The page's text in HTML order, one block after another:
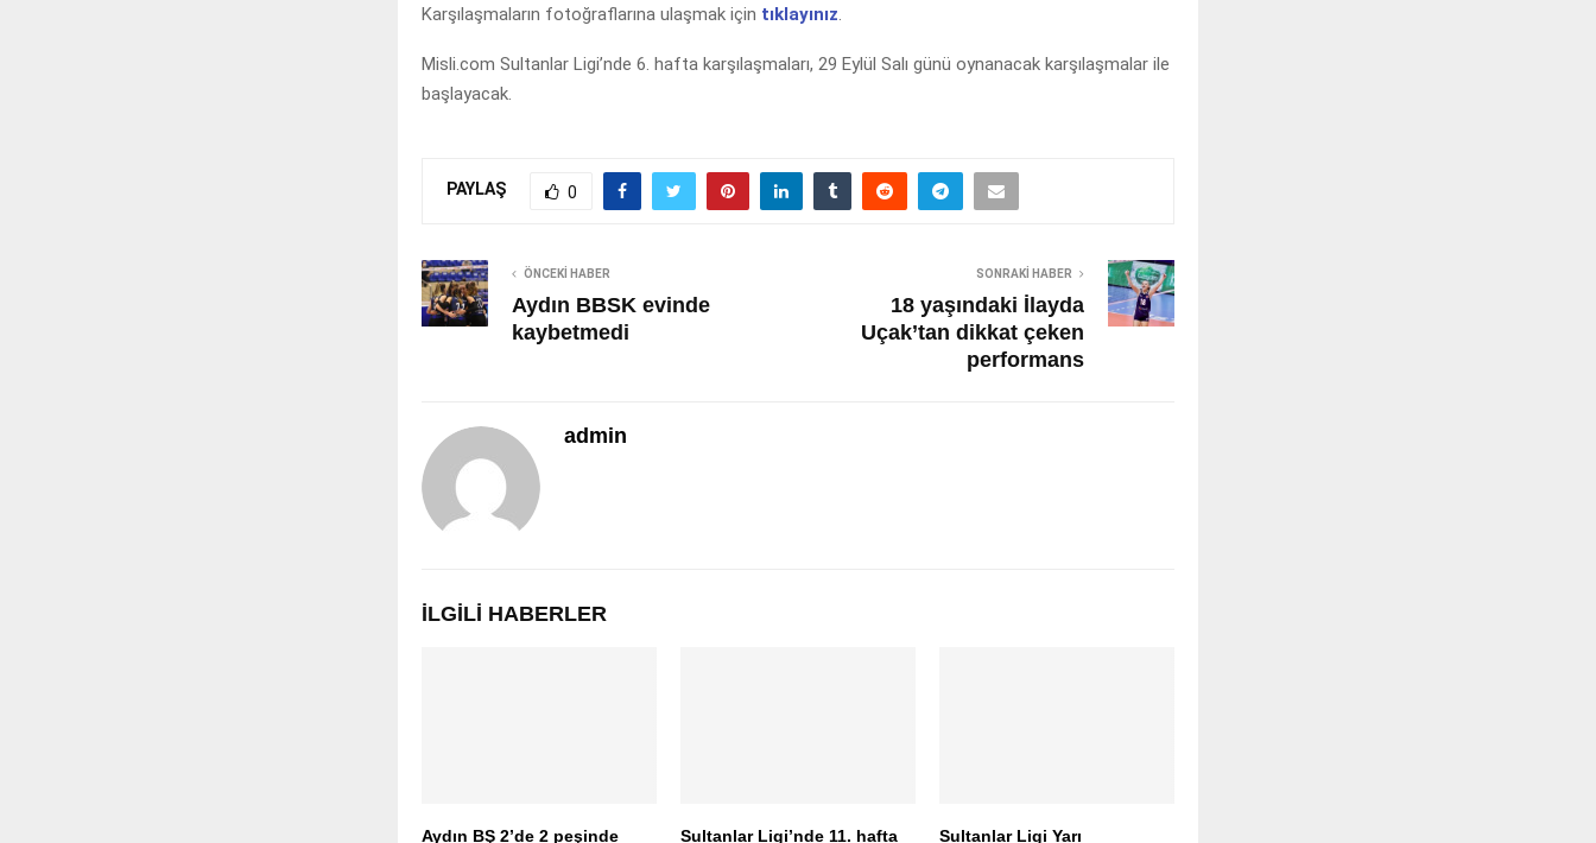
Karşılaşmaların fotoğraflarına ulaşmak için tıklayınız.
Misli.com Sultanlar Ligi’nde 6. hafta karşılaşmaları, 29 Eylül Salı günü oynanacak karşılaşmalar ile
başlayacak.
PAYLAŞ 0
ÖNCEKI HABER
Aydın BBSK evinde
kaybetmedi
SONRAKI HABER
18 yaşındaki İlayda
Uçak’tan dikkat çeken
performans
admin
İLGILI HABERLER
Aydın BŞ 2’de 2 peşinde Sultanlar Ligi’nde 11. hafta Sultanlar Ligi Yarı